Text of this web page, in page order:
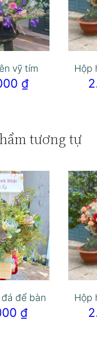
vỹ tím
₫
Hộp
tương tự
để bàn
₫
Hộp